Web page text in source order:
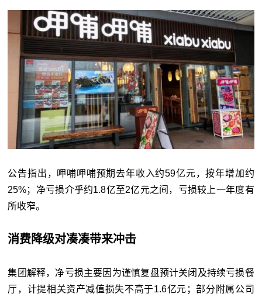
公告指出，呷哺呷哺预期去年收入约59亿元，按年增加约
25%；净亏损介乎约1.8亿至2亿元之间，亏损较上一年度有
所收窄。
消费降级对凑凑带来冲击
集团解释，净亏损主要因为谨慎复盘预计关闭及持续亏损餐
厅，计提相关资产减值损失不高于1.6亿元；部分附属公司